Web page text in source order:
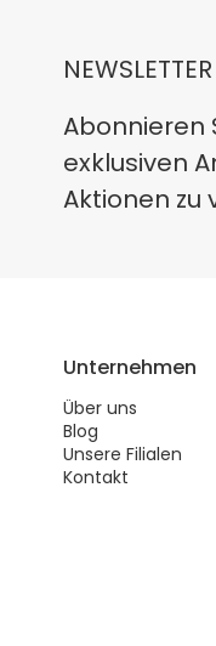
Abonnieren
exklusiven
Aktionen zu
Unternehmen
Über uns
Blog
Unsere Filialen
Kontakt